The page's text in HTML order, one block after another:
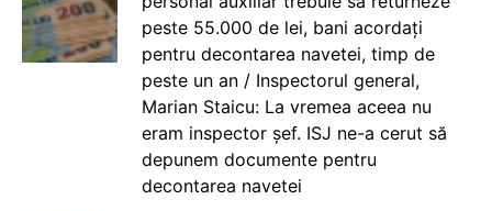
peste 55.000 de lei, bani acordați
pentru decontarea navetei, timp de
peste un an / Inspectorul general,
Marian Staicu: La vremea aceea nu
eram inspector șef. ISJ ne-a cerut să
depunem documente pentru
decontarea navetei